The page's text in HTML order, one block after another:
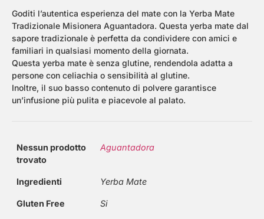
Goditi l’autentica esperienza del mate con la Yerba Mate
Tradizionale Misionera Aguantadora. Questa yerba mate dal
sapore tradizionale è perfetta da condividere con amici e
familiari in qualsiasi momento della giornata.
Questa yerba mate è senza glutine, rendendola adatta a
persone con celiachia o sensibilità al glutine.
Inoltre, il suo basso contenuto di polvere garantisce
un’infusione più pulita e piacevole al palato.
Nessun prodotto
trovato
Aguantadora
Ingredienti Yerba Mate
Gluten Free Si